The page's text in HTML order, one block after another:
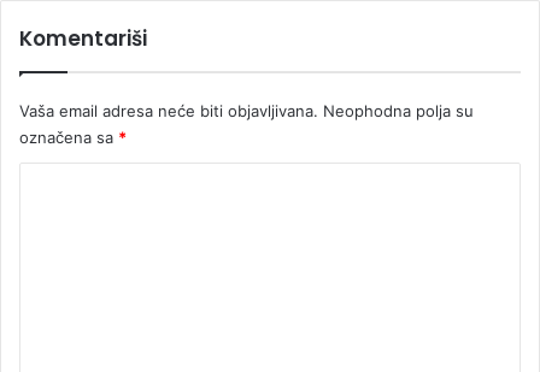
Komentariši
Vaša email adresa neće biti objavljivana. Neophodna polja su
označena sa *